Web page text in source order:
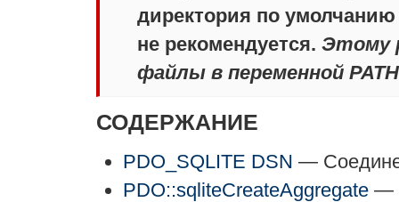
директория по
не рекомендуется. Этому
файлы в переменной PATH
СОДЕРЖАНИЕ
PDO_SQLITE DSN —
PDO::sqliteCreateAggregate —